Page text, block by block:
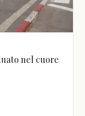
nel cuore